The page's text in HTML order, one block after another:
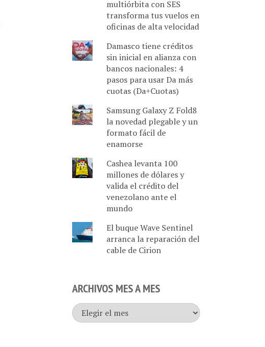
multiórbita con SES
transforma tus vuelos en
oficinas de alta velocidad
Damasco tiene créditos
sin inicial en alianza con
bancos nacionales: 4
pasos para usar Da más
cuotas (Da+Cuotas)
Samsung Galaxy Z Fold8
la novedad plegable y un
formato fácil de
enamorse
Cashea levanta 100
millones de dólares y
valida el crédito del
venezolano ante el
mundo
El buque Wave Sentinel
arranca la reparación del
cable de Cirion
ARCHIVOS MES A MES
Archivos
mes